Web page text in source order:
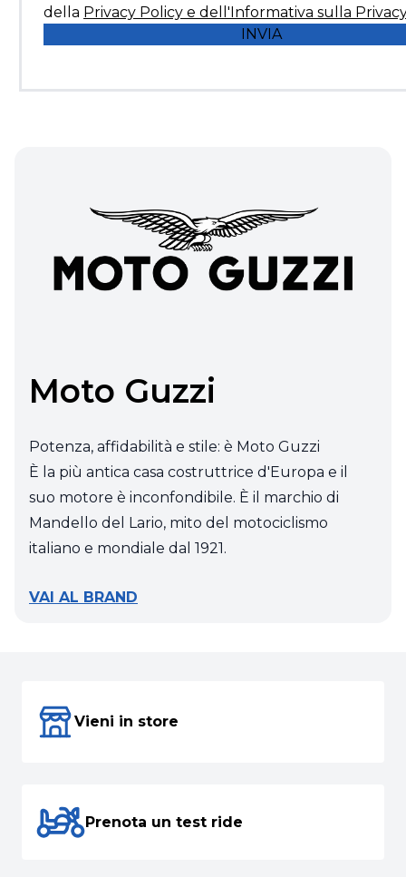
della Privacy Policy e dell'Informativa sulla
INVIA
Moto Guzzi
Potenza, affidabilità e stile: è Moto Guzzi
È la più antica casa costruttrice d'Europa e il
suo motore è inconfondibile. È il marchio di
Mandello del Lario, mito del motociclismo
italiano e mondiale dal 1921.
VAI AL BRAND
Vieni in store
Prenota un test ride